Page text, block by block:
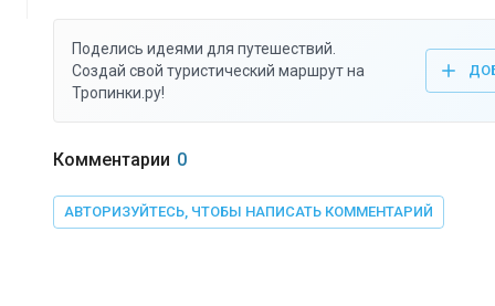
Поделись идеями для путешествий.
Создай свой туристический маршрут на
Тропинки.ру!
Комментарии 0
АВТОРИЗУЙТЕСЬ, ЧТОБЫ НАПИСАТЬ КОММЕНТАРИЙ